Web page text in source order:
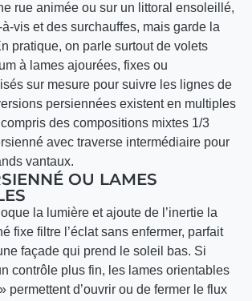
rue animée ou sur un littoral ensoleillé,
vis et des surchauffes, mais garde la
pratique, on parle surtout de volets
à lames ajourées, fixes ou
sur mesure pour suivre les lignes de
persiennées existent en multiples
des compositions mixtes 1/3
avec traverse intermédiaire pour
vantaux.
OU LAMES
la lumière et ajoute de l’inertie la
fixe filtre l’éclat sans enfermer, parfait
façade qui prend le soleil bas. Si
contrôle plus fin, les lames orientables
permettent d’ouvrir ou de fermer le flux